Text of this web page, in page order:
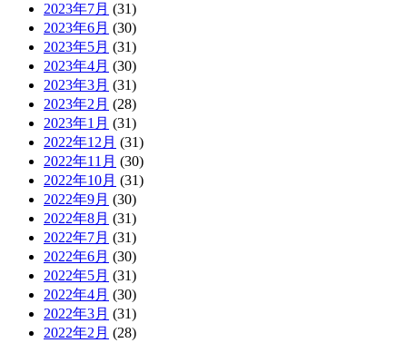
2023年7月 (31)
2023年6月 (30)
2023年5月 (31)
2023年4月 (30)
2023年3月 (31)
2023年2月 (28)
2023年1月 (31)
2022年12月 (31)
2022年11月 (30)
2022年10月 (31)
2022年9月 (30)
2022年8月 (31)
2022年7月 (31)
2022年6月 (30)
2022年5月 (31)
2022年4月 (30)
2022年3月 (31)
2022年2月 (28)